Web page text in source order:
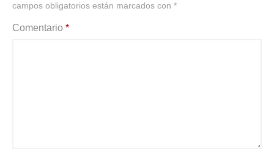
campos obligatorios están marcados con *
Comentario *